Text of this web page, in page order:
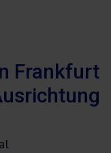
Frankfurt